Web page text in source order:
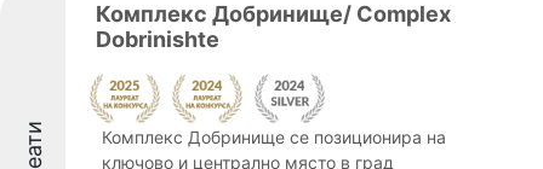
Комплекс Добринище/ Complex
Dobrinishte
Комплекс Добринище се позиционира на
ключово и централно място в град